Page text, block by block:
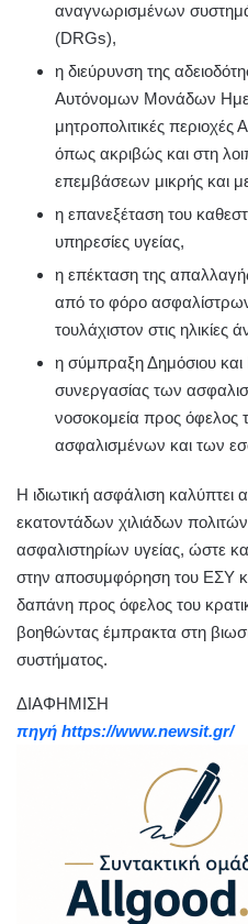
αναγνωρισμένων
(DRGs),
η διεύρυνση της
Αυτόνομων Μονάδων
μητροπολιτικές
όπως ακριβώς και στη
επεμβάσεων μικρής και
η επανεξέταση του
υπηρεσίες υγείας,
η επέκταση της
από το φόρο ασφαλίστρων
τουλάχιστον στις
η σύμπραξη Δημόσιου και
συνεργασίας των
νοσοκομεία προς όφελος
ασφαλισμένων και των
Η ιδιωτική ασφάλιση καλύπτει
εκατοντάδων χιλιάδων
ασφαλιστηρίων υγείας, ώστε
στην αποσυμφόρηση του ΕΣΥ
δαπάνη προς όφελος του
βοηθώντας έμπρακτα στη
συστήματος.
ΔΙΑΦΗΜΙΣΗ
πηγή https://www.newsit.gr/